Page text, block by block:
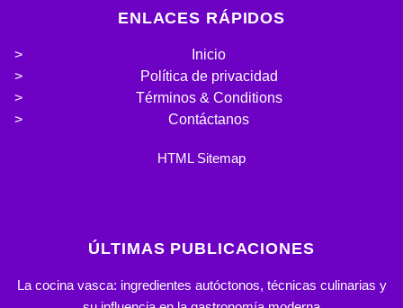
ENLACES RÁPIDOS
Inicio
Política de privacidad
Términos & Conditions
Contáctanos
HTML Sitemap
ÚLTIMAS PUBLICACIONES
La cocina vasca: ingredientes autóctonos, técnicas culinarias y